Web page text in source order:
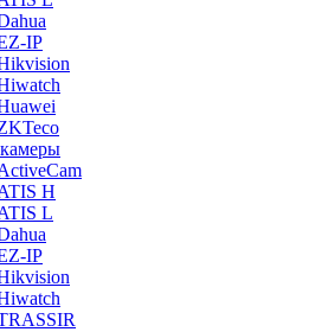
IP
H
L
IP